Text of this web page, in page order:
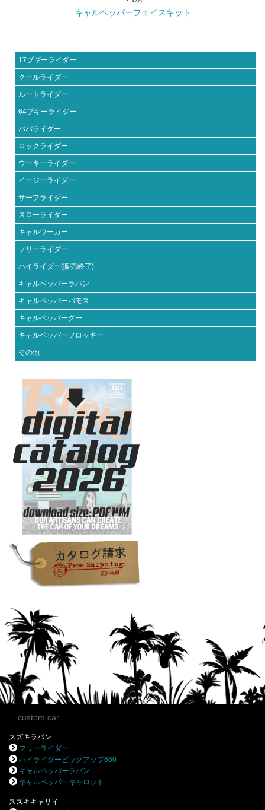
キャルペッパーフェイスキット
17ブギーライダー
クールライダー
ルートライダー
64ブギーライダー
パパライダー
ロックライダー
ウーキーライダー
イージーライダー
サーフライダー
スローライダー
キャルワーカー
フリーライダー
ハイライダー(販売終了)
キャルペッパーラパン
キャルペッパーバモス
キャルペッパーグー
キャルペッパーフロッギー
その他
custom car
スズキラパン
フリーライダー
ハイライダーピックアップ660
キャルペッパーラパン
キャルペッパーキャロット
スズキキャリイ